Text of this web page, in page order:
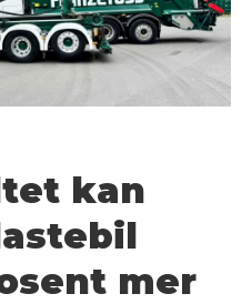
kan
mer